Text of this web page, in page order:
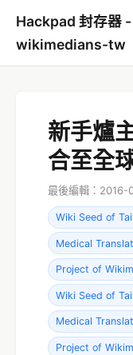
Hackpad 封存器 -
wikimedians-tw
新手爐
合至全
最後編輯：2016-
Wiki Seed of
Medical
Project of
Wiki Seed of
Medical
Project of